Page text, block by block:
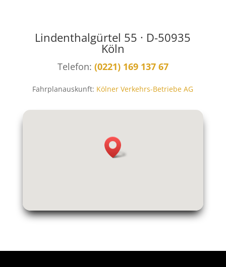
Lindenthalgürtel 55 · D-50935
Köln
Telefon: (0221) 169 137 67
Fahrplanauskunft: Kölner Verkehrs-Betriebe AG